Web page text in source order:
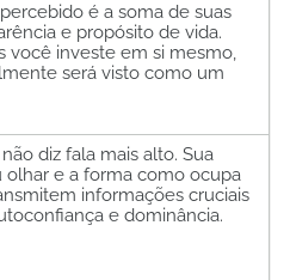
é a soma de suas
e propósito de vida.
você investe em si mesmo,
será visto como um
diz fala mais alto. Sua
olhar e a forma como ocupa
informações cruciais
e dominância.